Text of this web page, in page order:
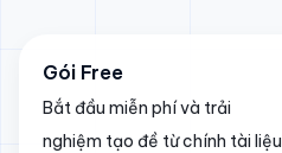
Gói Free
Bắt đầu miễn phí và trải
nghiệm tạo đề từ chính tài liệu